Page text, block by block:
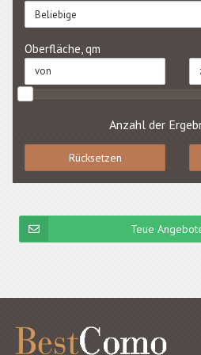
Beliebige
Oberfläche, qm
Anzahl der
Rücksetzen
Teue